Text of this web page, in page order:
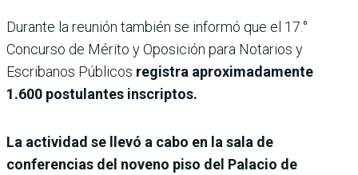
Durante la reunión también se informó que el 17.°
Concurso de Mérito y Oposición para Notarios y
Escribanos Públicos registra aproximadamente
1.600 postulantes inscriptos.
La actividad se llevó a cabo en la sala de
conferencias del noveno piso del Palacio de